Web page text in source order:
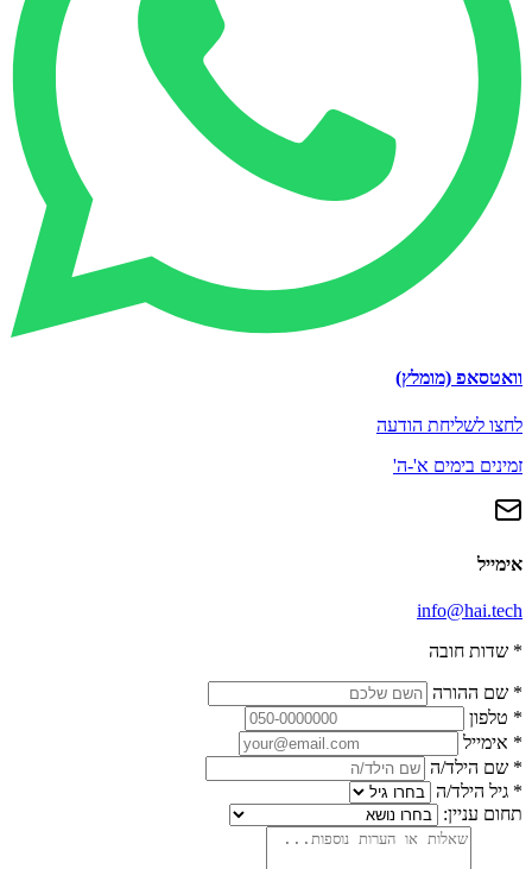
וואטסאפ (מומלץ)
לחצו לשליחת הודעה
זמינים בימים א'-ה'
אימייל
info@hai.tech
* שדות חובה
* שם ההורה
* טלפון
* אימייל
* שם הילד/ה
* גיל הילד/ה
תחום עניין: